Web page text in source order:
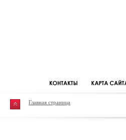
Главная страница